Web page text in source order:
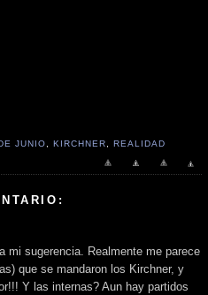
JUNIO KIRCHNER REALIDAD
mi sugerencia. Realmente me parece
que se mandaron los Kirchner, y
Y las internas? Aun hay partidos